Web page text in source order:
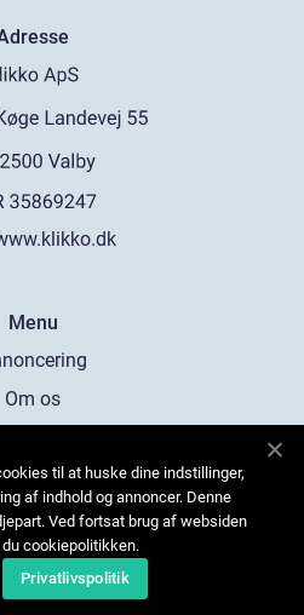
Menu
Om os
os
til at huske dine indstillinger,
af indhold og annoncer. Denne
Ved fortsat brug af websiden
cookiepolitikken.
Privatlivspolitik